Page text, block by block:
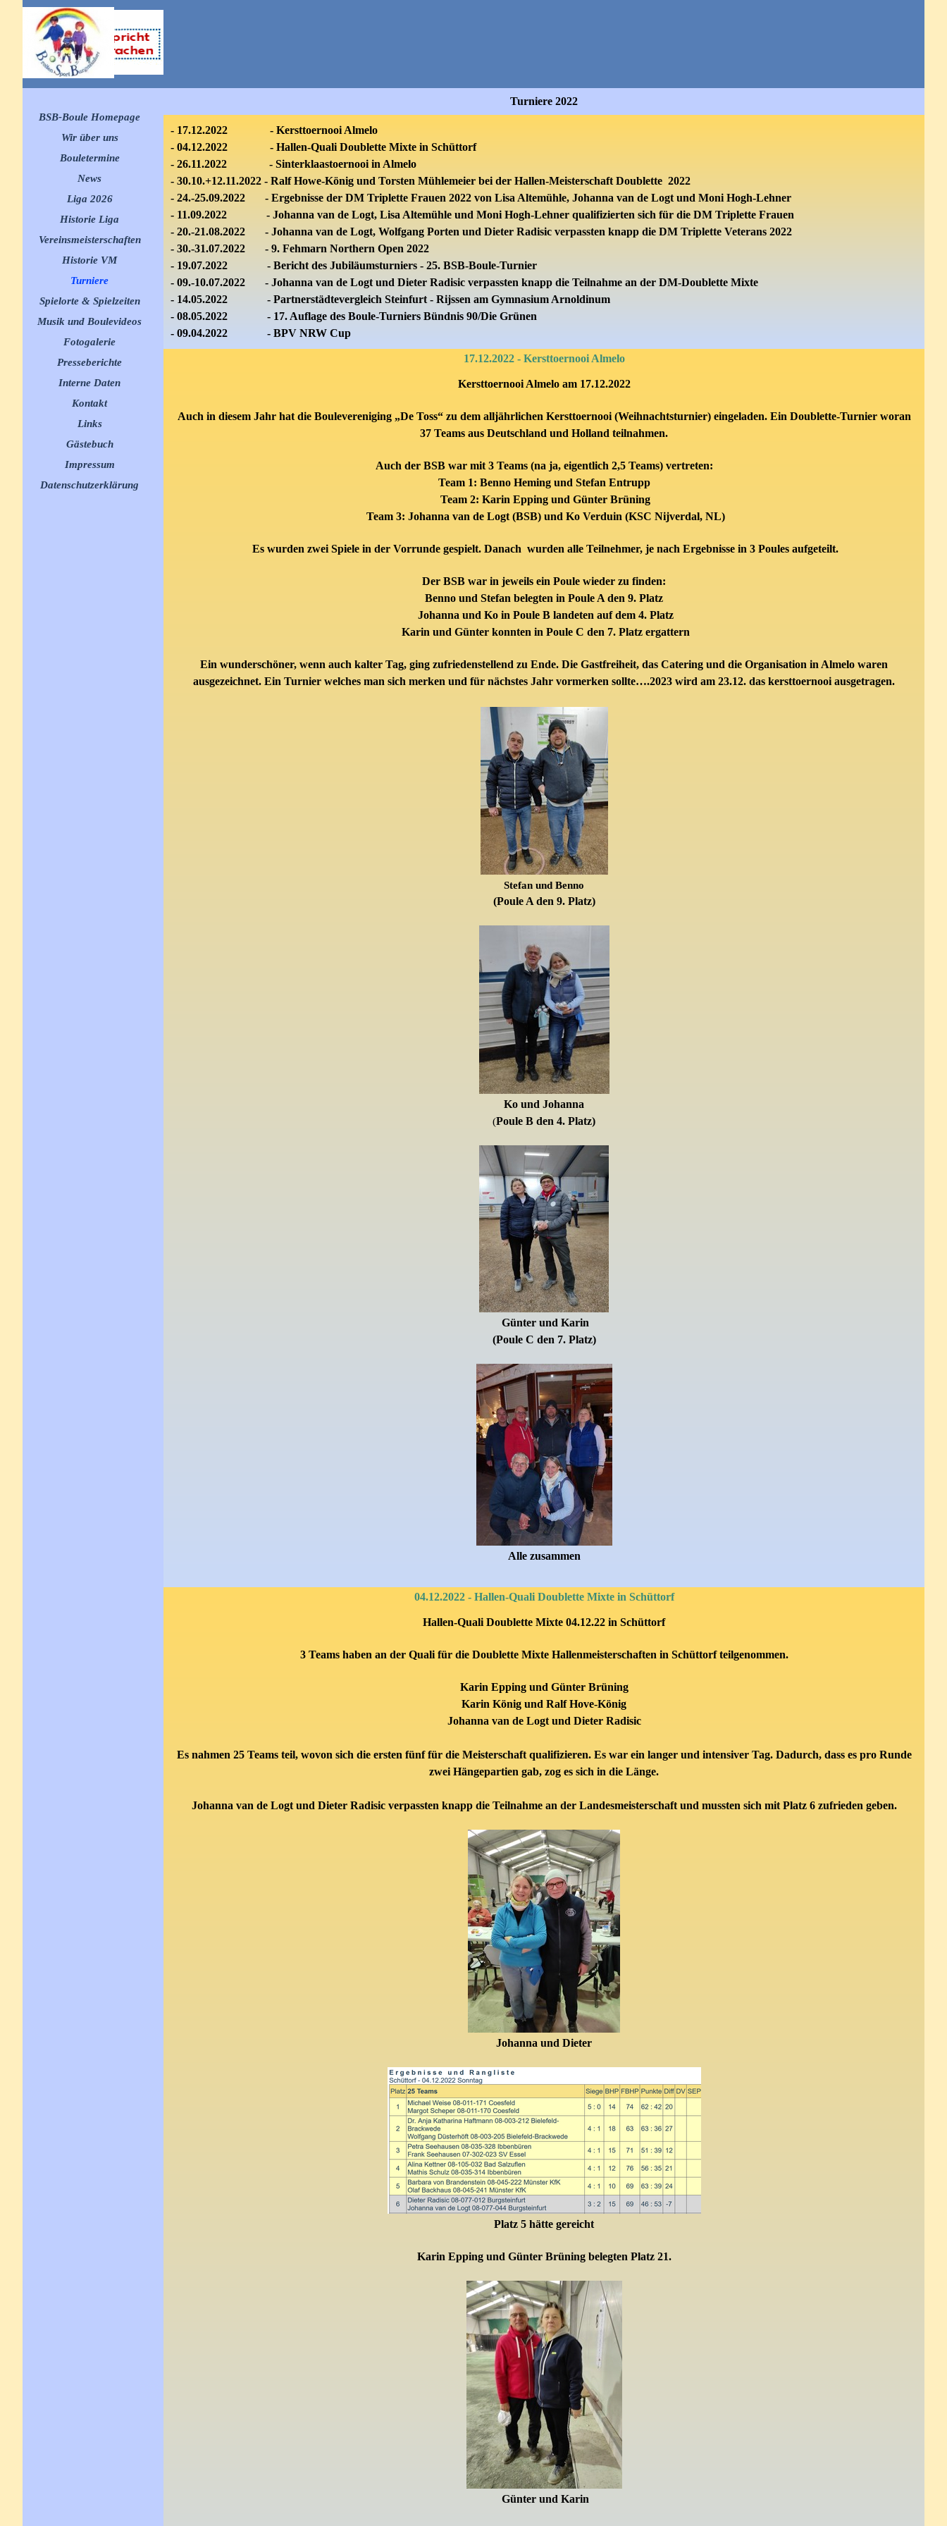
Direkt zum Seiteninhalt
Menü überspringen
BSB-Boule Homepage
Wir über uns
Bouletermine
▼
News
▼
Liga 2026
▼
Historie Liga
▼
Vereinsmeisterschaften
Historie VM
▼
Turniere
▼
Spielorte & Spielzeiten
▼
Musik und Boulevideos
▼
Fotogalerie
Presseberichte
Interne Daten
Kontakt
Links
▼
Gästebuch
Impressum
Datenschutzerklärung
Turniere 2022
- 17.12.2022 - Kersttoernooi Almelo
- 04.12.2022 - Hallen-Quali Doublette Mixte in Schüttorf
- 26.11.2022 - Sinterklaastoernooi in Almelo
- 30.10.+12.11.2022 - Ralf Howe-König und Torsten Mühlemeier bei der Hallen-Meisterschaft Doublette 2022
- 24.-25.09.2022 - Ergebnisse der DM Triplette Frauen 2022 von Lisa Altemühle, Johanna van de Logt und Moni Hogh-Lehner
- 11.09.2022 - Johanna van de Logt, Lisa Altemühle und Moni Hogh-Lehner qualifizierten sich für die DM Triplette Frauen
- 20.-21.08.2022 - Johanna van de Logt, Wolfgang Porten und Dieter Radisic verpassten knapp die DM Triplette Veterans 2022
- 30.-31.07.2022 - 9. Fehmarn Northern Open 2022
- 19.07.2022 - Bericht des Jubiläumsturniers - 25. BSB-Boule-Turnier
- 09.-10.07.2022 - Johanna van de Logt und Dieter Radisic verpassten knapp die Teilnahme an der DM-Doublette Mixte
- 14.05.2022 - Partnerstädtevergleich Steinfurt - Rijssen am Gymnasium Arnoldinum
- 08.05.2022 - 17. Auflage des Boule-Turniers Bündnis 90/Die Grünen
- 09.04.2022 - BPV NRW Cup
17.12.2022 - Kersttoernooi Almelo
Kersttoernooi Almelo am 17.12.2022
Auch in diesem Jahr hat die Boulevereniging „De Toss“ zu dem alljährlichen Kersttoernooi (Weihnachtsturnier) eingeladen. Ein Doublette-Turnier woran
37 Teams aus Deutschland und Holland teilnahmen.
Auch der BSB war mit 3 Teams (na ja, eigentlich 2,5 Teams) vertreten:
Team 1: Benno Heming und Stefan Entrupp
Team 2: Karin Epping und Günter Brüning
Team 3: Johanna van de Logt (BSB) und Ko Verduin (KSC Nijverdal, NL)
Es wurden zwei Spiele in der Vorrunde gespielt. Danach wurden alle Teilnehmer, je nach Ergebnisse in 3 Poules aufgeteilt.
Der BSB war in jeweils ein Poule wieder zu finden:
Benno und Stefan belegten in Poule A den 9. Platz
Johanna und Ko in Poule B landeten auf dem 4. Platz
Karin und Günter konnten in Poule C den 7. Platz ergattern
Ein wunderschöner, wenn auch kalter Tag, ging zufriedenstellend zu Ende. Die Gastfreiheit, das Catering und die Organisation in Almelo waren
ausgezeichnet. Ein Turnier welches man sich merken und für nächstes Jahr vormerken sollte….2023 wird am 23.12. das kersttoernooi ausgetragen.
Stefan und Benno
(Poule A den 9. Platz)
Ko und Johanna
(Poule B den 4. Platz)
Günter und Karin
(Poule C den 7. Platz)
Alle zusammen
04.12.2022 - Hallen-Quali Doublette Mixte in Schüttorf
Hallen-Quali Doublette Mixte 04.12.22 in Schüttorf
3 Teams haben an der Quali für die Doublette Mixte Hallenmeisterschaften in Schüttorf teilgenommen.
Karin Epping und Günter Brüning
Karin König und Ralf Hove-König
Johanna van de Logt und Dieter Radisic
Es nahmen 25 Teams teil, wovon sich die ersten fünf für die Meisterschaft qualifizieren. Es war ein langer und intensiver Tag. Dadurch, dass es pro Runde
zwei Hängepartien gab, zog es sich in die Länge.
Johanna van de Logt und Dieter Radisic verpassten knapp die Teilnahme an der Landesmeisterschaft und mussten sich mit Platz 6 zufrieden geben.
Johanna und Dieter
Platz 5 hätte gereicht
Karin Epping und Günter Brüningbelegten Platz 21.
Günter und Karin